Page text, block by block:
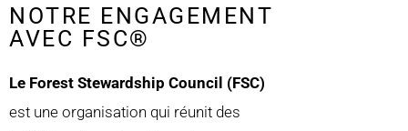
NOTRE ENGAGEMENT
AVEC FSC®️
Le Forest Stewardship Council (FSC)
est une organisation qui réunit des